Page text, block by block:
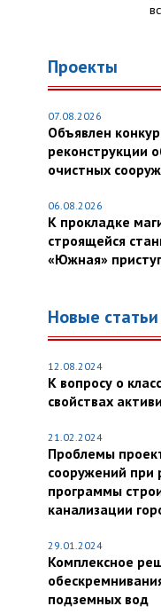
Проекты
07.08.2026
Объявлен
реконструкции
очистных
06.08.2026
К прокладке
строящейся
«Южная»
Новые статьи
12.08.2024
К вопросу о
свойствах
21.02.2024
Проблемы
сооружений при
программы
канализации
29.01.2024
Комплексное
подземных вод